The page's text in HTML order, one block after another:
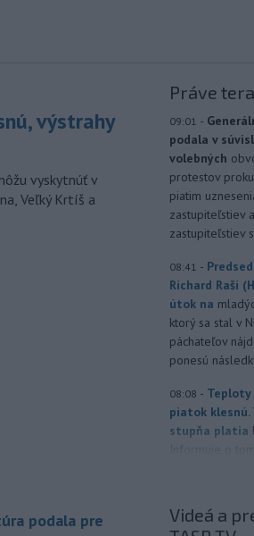
výstrahy
vyskytnúť v
Veľký Krtíš a
podala pre
Práve
09:01 -
podala v
volebných
protestov
piatim
zastupiteľstiev
zastupiteľstiev
08:41 -
Richard Raši
útok na
ktorý sa stal v
páchateľov
ponesú
08:08 - Teploty
piatok klesnú.
stupňa platia
svojom webe.
pred silným
Videá a